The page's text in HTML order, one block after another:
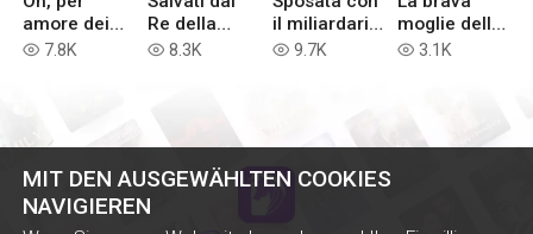
MIT DEN AUSGEWÄHLTEN COOKIES
NAVIGIEREN
amore dei
compagni
read 7.8K
Re della
Mafia
read 8.3K
il miliardario
senza cuore
read 9.7K
moglie della
mafia
read 3.1K